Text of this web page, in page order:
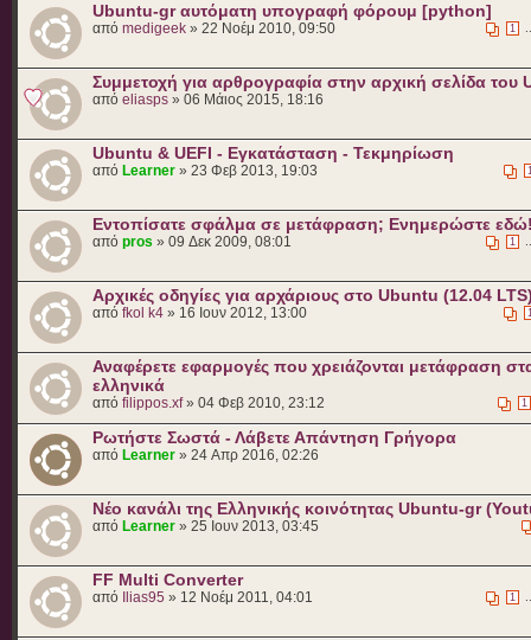
Ubuntu-gr αυτόματη υπογραφή φόρουμ [python]
1
από medigeek » 22 Νοέμ 2010, 09:50
Συμμετοχή για αρθρογραφία στην αρχική σελίδα του
από eliasps » 06 Μάιος 2015, 18:16
Ubuntu & UEFI - Εγκατάσταση - Τεκμηρίωση
από Learner » 23 Φεβ 2013, 19:03
Εντοπίσατε σφάλμα σε μετάφραση; Ενημερώστε
1
από pros » 09 Δεκ 2009, 08:01
Αρχικές οδηγίες για αρχάριους στο Ubuntu (12.04
από fkol k4 » 16 Ιουν 2012, 13:00
Αναφέρετε εφαρμογές που χρειάζονται μετάφραση
ελληνικά
1
από filippos.xf» 04 Φεβ 2010, 23:12
Ρωτήστε Σωστά - Λάβετε Απάντηση Γρήγορα
από Learner » 24 Απρ 2016, 02:26
Nέο κανάλι της Ελληνικής κοινότητας Ubuntu-gr
από Learner » 25 Ιουν 2013, 03:45
FF Multi Converter
1
από Ilias95 » 12 Νοέμ 2011, 04:01